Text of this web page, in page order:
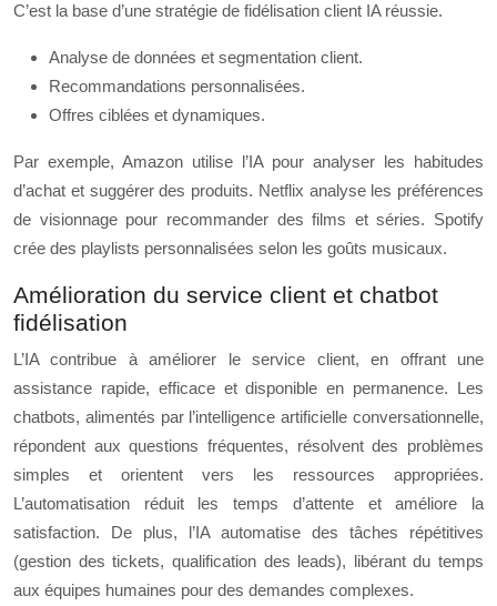
C’est la base d’une stratégie de fidélisation client IA réussie.
Analyse de données et segmentation client.
Recommandations personnalisées.
Offres ciblées et dynamiques.
Par exemple, Amazon utilise l’IA pour analyser les habitudes
d’achat et suggérer des produits. Netflix analyse les préférences
de visionnage pour recommander des films et séries. Spotify
crée des playlists personnalisées selon les goûts musicaux.
Amélioration du service client et chatbot
fidélisation
L’IA contribue à améliorer le service client, en offrant une
assistance rapide, efficace et disponible en permanence. Les
chatbots, alimentés par l’intelligence artificielle conversationnelle,
répondent aux questions fréquentes, résolvent des problèmes
simples et orientent vers les ressources appropriées.
L’automatisation réduit les temps d’attente et améliore la
satisfaction. De plus, l’IA automatise des tâches répétitives
(gestion des tickets, qualification des leads), libérant du temps
aux équipes humaines pour des demandes complexes.